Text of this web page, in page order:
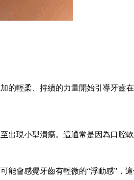
輕柔、持續的力量開始引導牙齒
現小型潰瘍。這通常是因為口腔軟
會感覺牙齒有輕微的“浮動感”，這